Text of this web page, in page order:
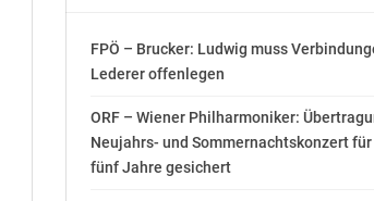
FPÖ – Brucker: Ludwig muss
Lederer offenlegen
ORF – Wiener Philharmoniker:
Neujahrs- und Sommernachtskonzert
fünf Jahre gesichert